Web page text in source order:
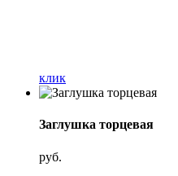
клик
Заглушка торцевая
руб.